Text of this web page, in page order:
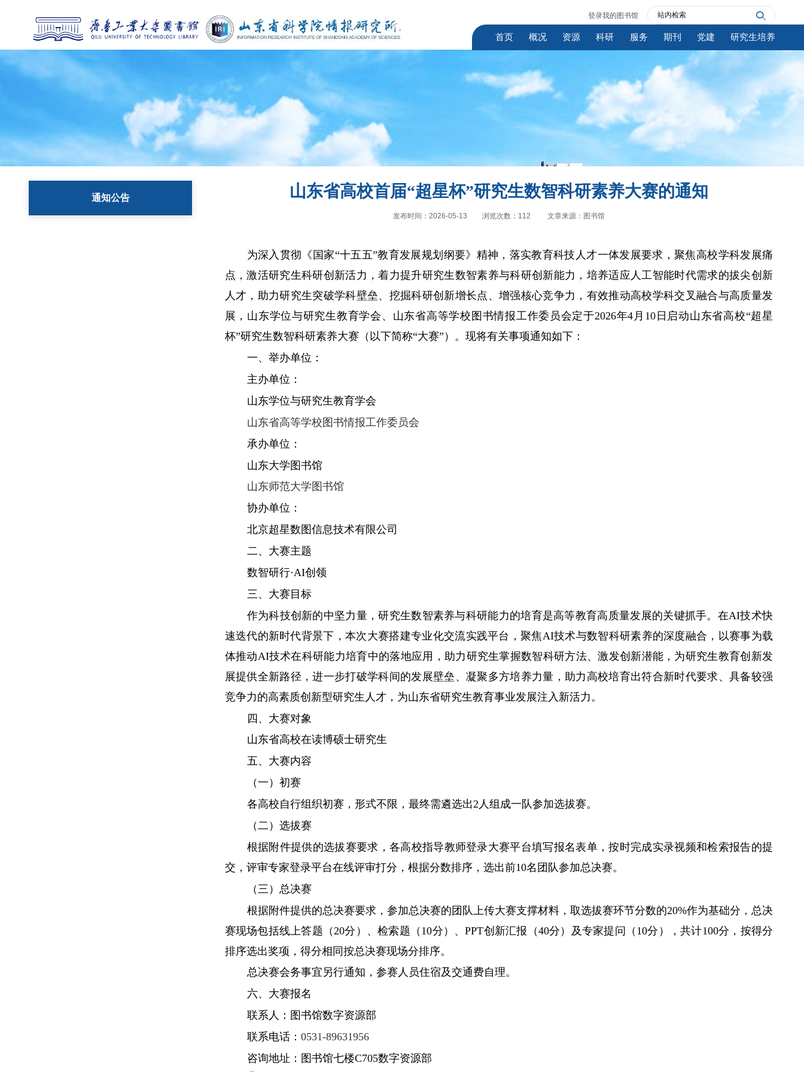
登录我的图书馆
首页 概况 资源 科研 服务 期刊 党建 研究生培养
通知公告 山东省高校首届“超星杯”研究生数智科研素养大赛的通知
发布时间：2026-05-13 浏览次数： 112 文章来源：图书馆
为深入贯彻《国家“十五五”教育发展规划纲要》精神，落实教育科技人才一体发展要求，聚焦高校学科发展痛
点，激活研究生科研创新活力，着力提升研究生数智素养与科研创新能力，培养适应人工智能时代需求的拔尖创新
人才，助力研究生突破学科壁垒、挖掘科研创新增长点、增强核心竞争力，有效推动高校学科交叉融合与高质量发
展，山东学位与研究生教育学会、山东省高等学校图书情报工作委员会定于2026年4 月 10日启动山东省高校“超星
杯”研究生数智科研素养大赛（以下简称“大赛”）。现将有关事项通知如下：
一、举办单位：
主办单位：
山东学位与研究生教育学会
山东省高等学校图书情报工作委员会
承办单位：
山东大学图书馆
山东师范大学图书馆
协办单位：
北京超星数图信息技术有限公司
二、大赛主题
数智研行·AI创领
三、大赛目标
作为科技创新的中坚力量，研究生数智素养与科研能力的培育是高等教育高质量发展的关键抓手。在AI技术快
速迭代的新时代背景下，本次大赛搭建专业化交流实践平台，聚焦AI技术与数智科研素养的深度融合，以赛事为载
体推动AI技术在科研能力培育中的落地应用，助力研究生掌握数智科研方法、激发创新潜能，为研究生教育创新发
展提供全新路径，进一步打破学科间的发展壁垒、凝聚多方培养力量，助力高校培育出符合新时代要求、具备较强
竞争力的高素质创新型研究生人才，为山东省研究生教育事业发展注入新活力。
四、大赛对象
山东省高校在读博硕士研究生
五、大赛内容
（一）初赛
各高校自行组织初赛，形式不限，最终需遴选出2 人组成一队参加选拔赛。
（二）选拔赛
根据附件提供的选拔赛要求，各高校指导教师登录大赛平台填写报名表单，按时完成实录视频和检索报告的提
交，评审专家登录平台在线评审打分，根据分数排序，选出前10名团队参加总决赛。
（三）总决赛
根据附件提供的总决赛要求，参加总决赛的团队上传大赛支撑材料，取选拔赛环节分数的20%作为基础分，总决
赛现场包括线上答题（ 20分）、检索题（ 10分）、PPT创新汇报（40分）及专家提问（ 10分），共计100分，按得分
排序选出奖项，得分相同按总决赛现场分排序。
总决赛会务事宜另行通知，参赛人员住宿及交通费自理。
六、大赛报名
联系人：图书馆数字资源部
联系电话： 0531-89631956
咨询地址：图书馆七楼C705数字资源部